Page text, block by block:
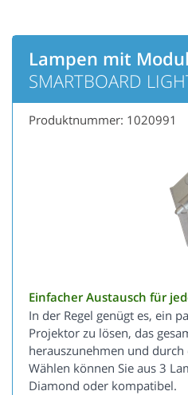
Lampen mit Modul
SMARTBOARD
Produktnummer: 1020991
Einfacher Austausch für
In der Regel genügt es, ein
Projektor zu lösen, das
herauszunehmen und durch
Wählen können Sie aus 3
Diamond oder kompatibel.